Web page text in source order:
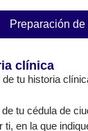
Preparación
clínica
tu historia
tu cédula de
ti, en la que